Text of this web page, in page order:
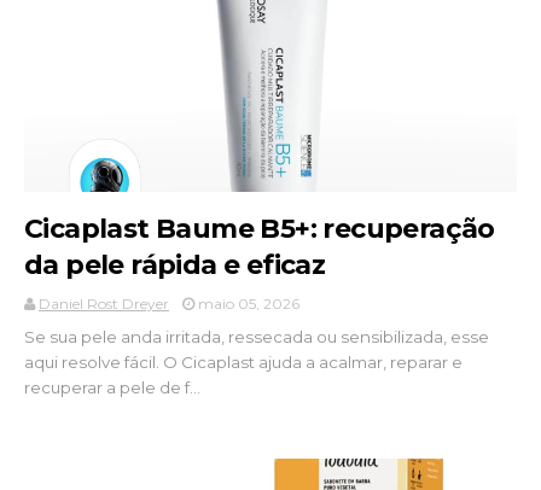
Cicaplast Baume B5+: recuperação
da pele rápida e eficaz
Daniel Rost Dreyer maio 05, 2026
Se sua pele anda irritada, ressecada ou sensibilizada, esse
aqui resolve fácil. O Cicaplast ajuda a acalmar, reparar e
recuperar a pele de f...